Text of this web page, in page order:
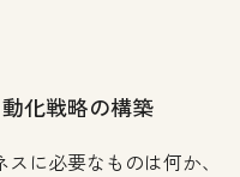
化戦略の構築
に必要なものは何か、